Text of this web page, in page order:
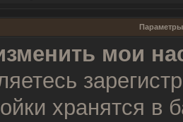
Параметры
мои
хранятся в